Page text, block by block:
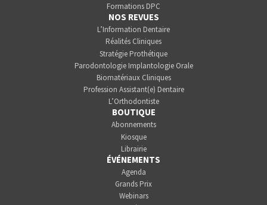
Formations DPC
NOS REVUES
L’Information Dentaire
Réalités Cliniques
Stratégie Prothétique
Parodontologie Implantologie Orale
Biomatériaux Cliniques
Profession Assistant(e) Dentaire
L’Orthodontiste
BOUTIQUE
Abonnements
Kiosque
Librairie
ÉVÉNEMENTS
Agenda
Grands Prix
Webinars